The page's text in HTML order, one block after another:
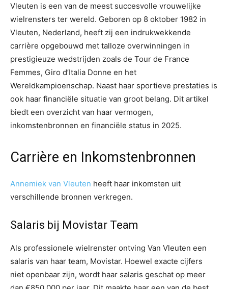
Vleuten is een van de meest succesvolle vrouwelijke
wielrensters ter wereld. Geboren op 8 oktober 1982 in
Vleuten, Nederland, heeft zij een indrukwekkende
carrière opgebouwd met talloze overwinningen in
prestigieuze wedstrijden zoals de Tour de France
Femmes, Giro d’Italia Donne en het
Wereldkampioenschap. Naast haar sportieve prestaties is
ook haar financiële situatie van groot belang. Dit artikel
biedt een overzicht van haar vermogen,
inkomstenbronnen en financiële status in 2025.
Carrière en Inkomstenbronnen
Annemiek van Vleuten heeft haar inkomsten uit
verschillende bronnen verkregen.
Salaris bij Movistar Team
Als professionele wielrenster ontving Van Vleuten een
salaris van haar team, Movistar. Hoewel exacte cijfers
niet openbaar zijn, wordt haar salaris geschat op meer